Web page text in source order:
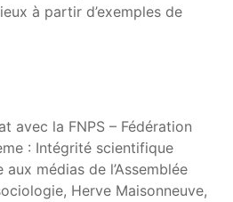
à partir d’exemples de
avec la FNPS – Fédération
: Intégrité scientifique
médias de l’Assemblée
Herve Maisonneuve,